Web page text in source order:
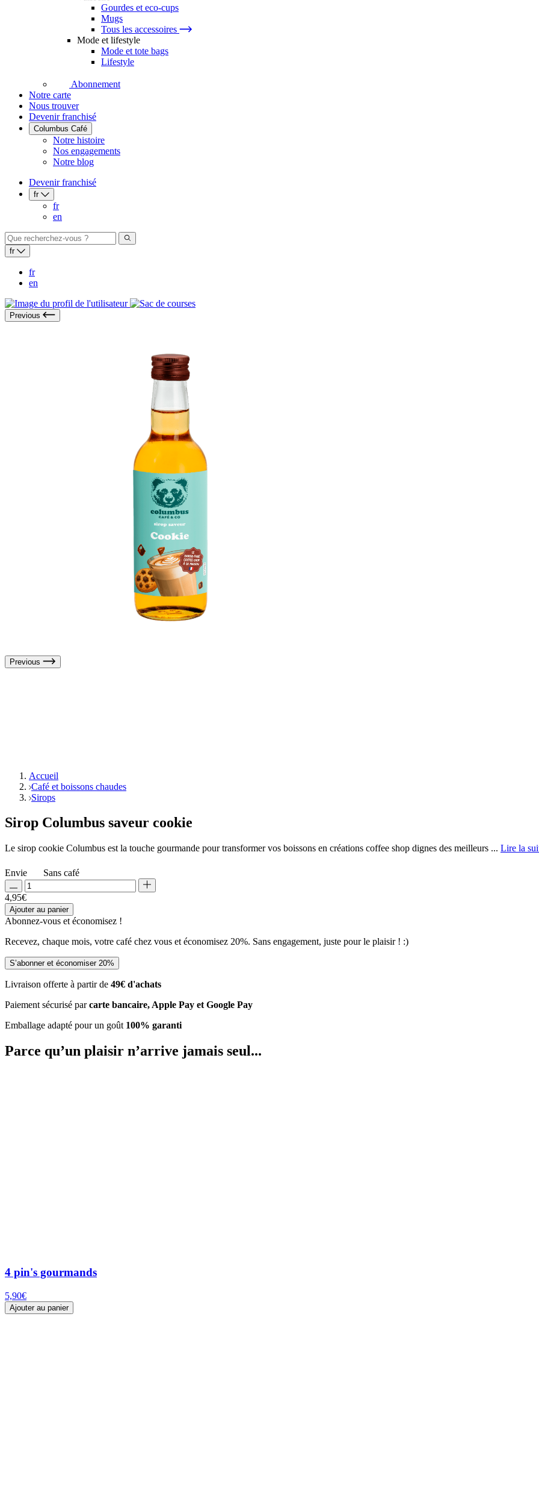
Gourdes et eco-cups
Mugs
Tous les accessoires
Mode et lifestyle
Mode et tote bags
Lifestyle
Abonnement
Notre carte
Nous trouver
Devenir franchisé
Columbus Café
Notre histoire
Nos engagements
Notre blog
Devenir franchisé
fr
fr
en
fr
fr
en
Previous
Previous
Accueil
Café et boissons chaudes
Sirops
Sirop Columbus saveur cookie
Le sirop cookie Columbus est la touche gourmande pour transformer vos boissons en créations coffee shop dignes des meilleurs ... Lire la
Envie Sans café
4,95€
Ajouter au panier
Abonnez-vous et économisez !
Recevez, chaque mois, votre café chez vous et économisez 20%. Sans engagement, juste pour le plaisir ! :)
S’abonner et économiser 20%
Livraison offerte à partir de 49€ d'achats
Paiement sécurisé parcarte bancaire, Apple Pay et Google Pay
Emballage adapté pour un goût 100% garanti
Parce qu’un plaisir n’arrive jamais seul...
4 pin's gourmands
5,90€
Ajouter au panier